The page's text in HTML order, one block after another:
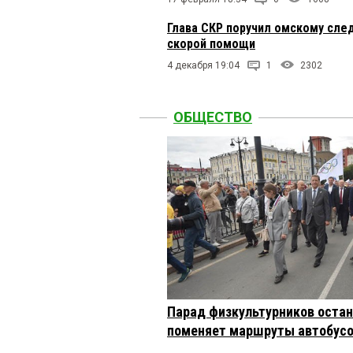
Глава СКР поручил омскому
скорой помощи
4 декабря 19:04 1 2302
ОБЩЕСТВО
Парад физкультурников
поменяет маршруты